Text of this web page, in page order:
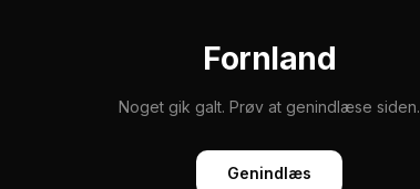
Fornland
Noget gik galt. Prøv at genindlæse siden.
Genindlæs